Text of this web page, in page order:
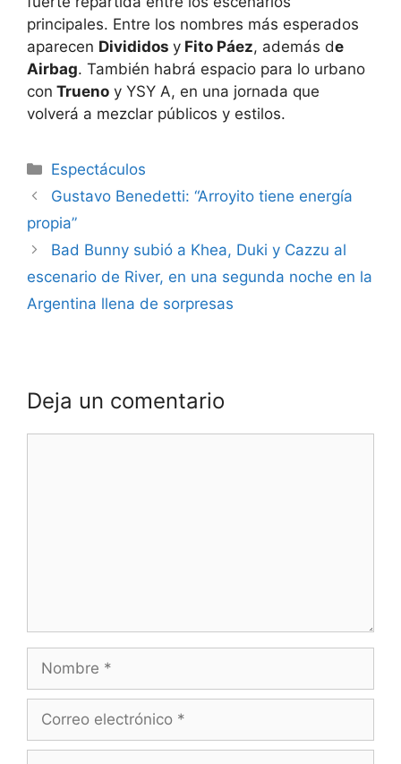
principales. Entre los nombres más esperados
aparecen Divididos y Fito Páez, además de
Airbag. También habrá espacio para lo urbano
con Trueno y YSY A, en una jornada que
volverá a mezclar públicos y estilos.
Espectáculos
Gustavo Benedetti: “Arroyito tiene energía
propia”
Bad Bunny subió a Khea, Duki y Cazzu al
escenario de River, en una segunda noche en la
Argentina llena de sorpresas
Deja un comentario